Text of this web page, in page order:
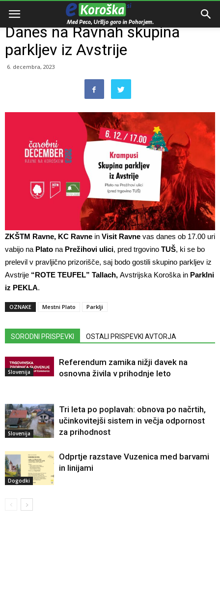
Domov
Danes na Ravnah skupina
parkljev iz Avstrije
6. decembra, 2023
ZKŠTM Ravne, KC Ravne in Visit Ravne vas danes ob 17.00 uri
vabijo na Plato na Prežihovi ulici, pred trgovino TUŠ, ki se bo
prelevil v pravljično prizorišče, saj bodo gostili skupino parkljev iz
Avstrije “ROTE TEUFEL” Tallach, Avstrijska Koroška in Parklni
iz PEKLA.
OZNAKE Mestni Plato Parklji
SORODNI PRISPEVKI OSTALI PRISPEVKI AVTORJA
Slovenija
Referendum zamika nižji davek na
osnovna živila v prihodnje leto
Slovenija
Tri leta po poplavah: obnova po načrtih,
učinkovitejši sistem in večja odpornost
za prihodnost
Dogodki
Odprtje razstave Vuzenica med barvami
in linijami